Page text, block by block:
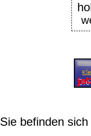
Sie befinden